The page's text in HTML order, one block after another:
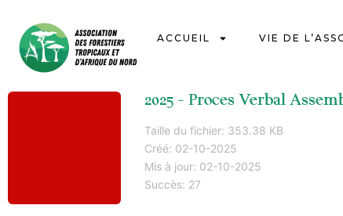
ACCUEIL VIE DE
2025 - Proces Verbal
Taille du fichier: 353.38 KB
Créé: 02-10-2025
Mis à jour: 02-10-2025
Succès: 27